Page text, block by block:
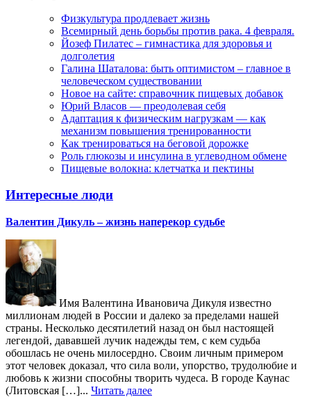
Физкультура продлевает жизнь
Всемирный день борьбы против рака. 4 февраля.
Йозеф Пилатес – гимнастика для здоровья и
долголетия
Галина Шаталова: быть оптимистом – главное в
человеческом существовании
Новое на сайте: справочник пищевых добавок
Юрий Власов — преодолевая себя
Адаптация к физическим нагрузкам — как
механизм повышения тренированности
Как тренироваться на беговой дорожке
Роль глюкозы и инсулина в углеводном обмене
Пищевые волокна: клетчатка и пектины
Интересные люди
Валентин Дикуль – жизнь наперекор судьбе
Имя Валентина Ивановича Дикуля известно
миллионам людей в России и далеко за пределами нашей
страны. Несколько десятилетий назад он был настоящей
легендой, дававшей лучик надежды тем, с кем судьба
обошлась не очень милосердно. Своим личным примером
этот человек доказал, что сила воли, упорство, трудолюбие и
любовь к жизни способны творить чудеса. В городе Каунас
(Литовская […]... Читать далее